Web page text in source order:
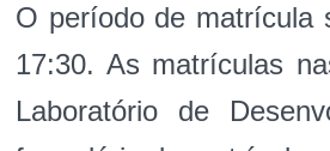
O período de matrícula
17:30. As matrículas
Laboratório de